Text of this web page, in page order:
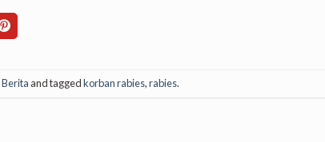
Berita and taggedkorban rabies,rabies.